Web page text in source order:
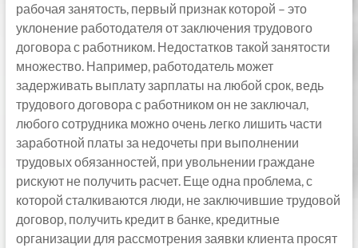
рабочая занятость, первый признак которой – это
уклонение работодателя от заключения трудового
договора с работником. Недостатков такой занятости
множество. Например, работодатель может
задерживать выплату зарплаты на любой срок, ведь
трудового договора с работником он не заключал,
любого сотрудника можно очень легко лишить части
заработной платы за недочеты при выполнении
трудовых обязанностей, при увольнении граждане
рискуют не получить расчет. Еще одна проблема, с
которой сталкиваются люди, не заключившие трудовой
договор, получить кредит в банке, кредитные
организации для рассмотрения заявки клиента просят